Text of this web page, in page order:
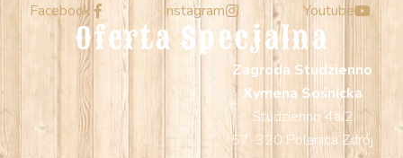
Facebook Instagram Youtube
Oferta Specjalna
Zagroda Studzienno
Xymena Sośnicka
Studzienno 4a/2
57-320 Polanica Zdrój